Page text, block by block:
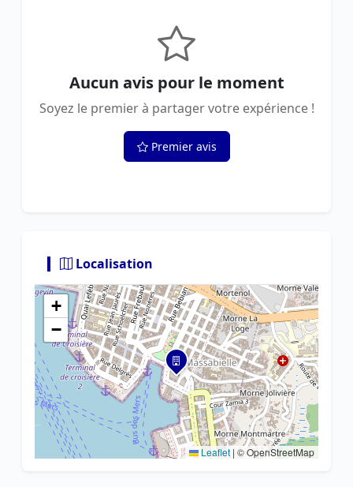
Aucun avis pour le moment
Soyez le premier à partager votre expérience !
Premier avis
Localisation
+
−
Leaflet | © OpenStreetMap